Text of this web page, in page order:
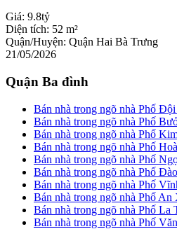
Giá: 9.8tỷ
Diện tích: 52 m²
Quận/Huyện: Quận Hai Bà Trưng
21/05/2026
Quận Ba đình
Bán nhà trong ngõ nhà Phố Đội
Bán nhà trong ngõ nhà Phố
Bán nhà trong ngõ nhà Phố
Bán nhà trong ngõ nhà Phố
Bán nhà trong ngõ nhà Phố
Bán nhà trong ngõ nhà Phố
Bán nhà trong ngõ nhà Phố
Bán nhà trong ngõ nhà Phố An
Bán nhà trong ngõ nhà Phố La
Bán nhà trong ngõ nhà Phố